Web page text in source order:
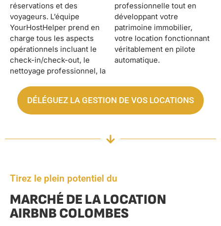
réservations et des
voyageurs. L’équipe
YourHostHelper prend en
charge tous les aspects
opérationnels incluant le
check-in/check-out, le
nettoyage professionnel, la
professionnelle tout en
développant votre
patrimoine immobilier,
votre location fonctionnant
véritablement en pilote
automatique.
DÉLÉGUEZ LA GESTION DE VOS LOCATIONS
Tirez le plein potentiel du
MARCHÉ DE LA LOCATION
AIRBNB COLOMBES